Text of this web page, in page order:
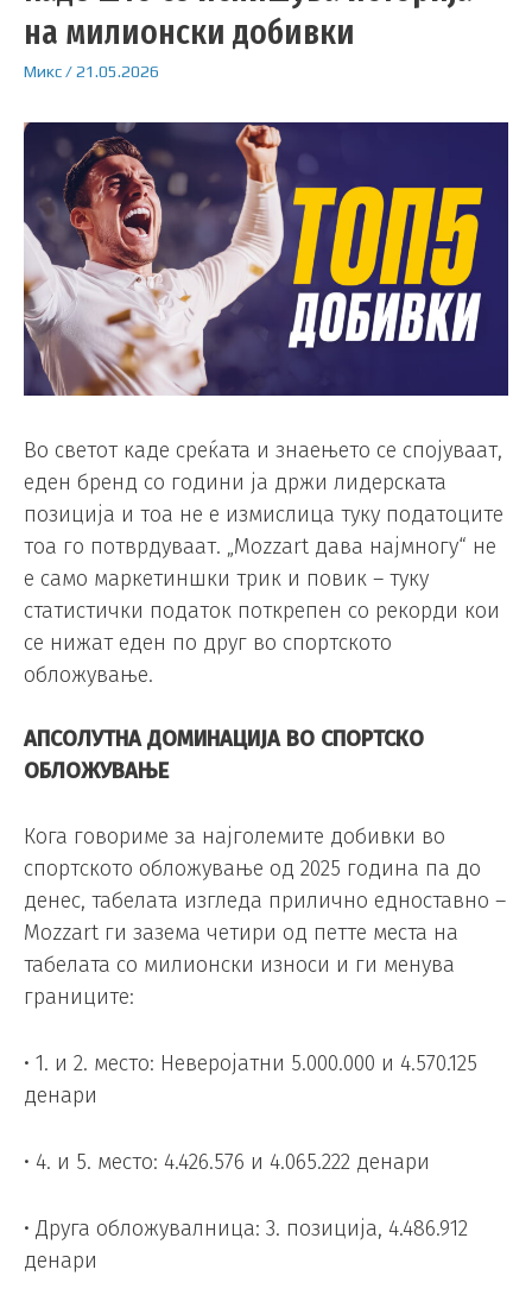
на милионски добивки
Микс/21.05.2026
Во светот каде среќата и знаењето се спојуваат,
еден бренд со години ја држи лидерската
позиција и тоа не е измислица туку податоците
тоа го потврдуваат. „Mozzart дава најмногу“ не
е само маркетиншки трик и повик – туку
статистички податок поткрепен со рекорди кои
се нижат еден по друг во спортското
обложување.
АПСОЛУТНА ДОМИНАЦИЈА ВО СПОРТСКО
ОБЛОЖУВАЊЕ
Кога говориме за најголемите добивки во
спортското обложување од 2025 година па до
денес, табелата изгледа прилично едноставно –
Mozzart ги зазема четири од петте места на
табелата со милионски износи и ги менува
границите:
• 1. и 2. место: Неверојатни 5.000.000 и 4.570.125
денари
• 4. и 5. место: 4.426.576 и 4.065.222 денари
• Друга обложувалница: 3. позиција, 4.486.912
денари